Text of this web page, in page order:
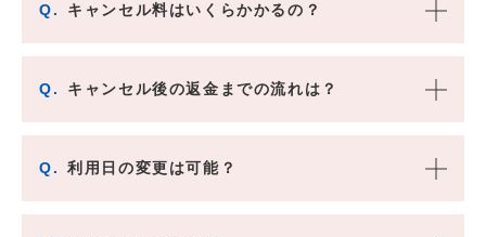
Q. キャンセル料はいくらかかるの？
Q. キャンセル後の返金までの流れは？
Q. 利用日の変更は可能？